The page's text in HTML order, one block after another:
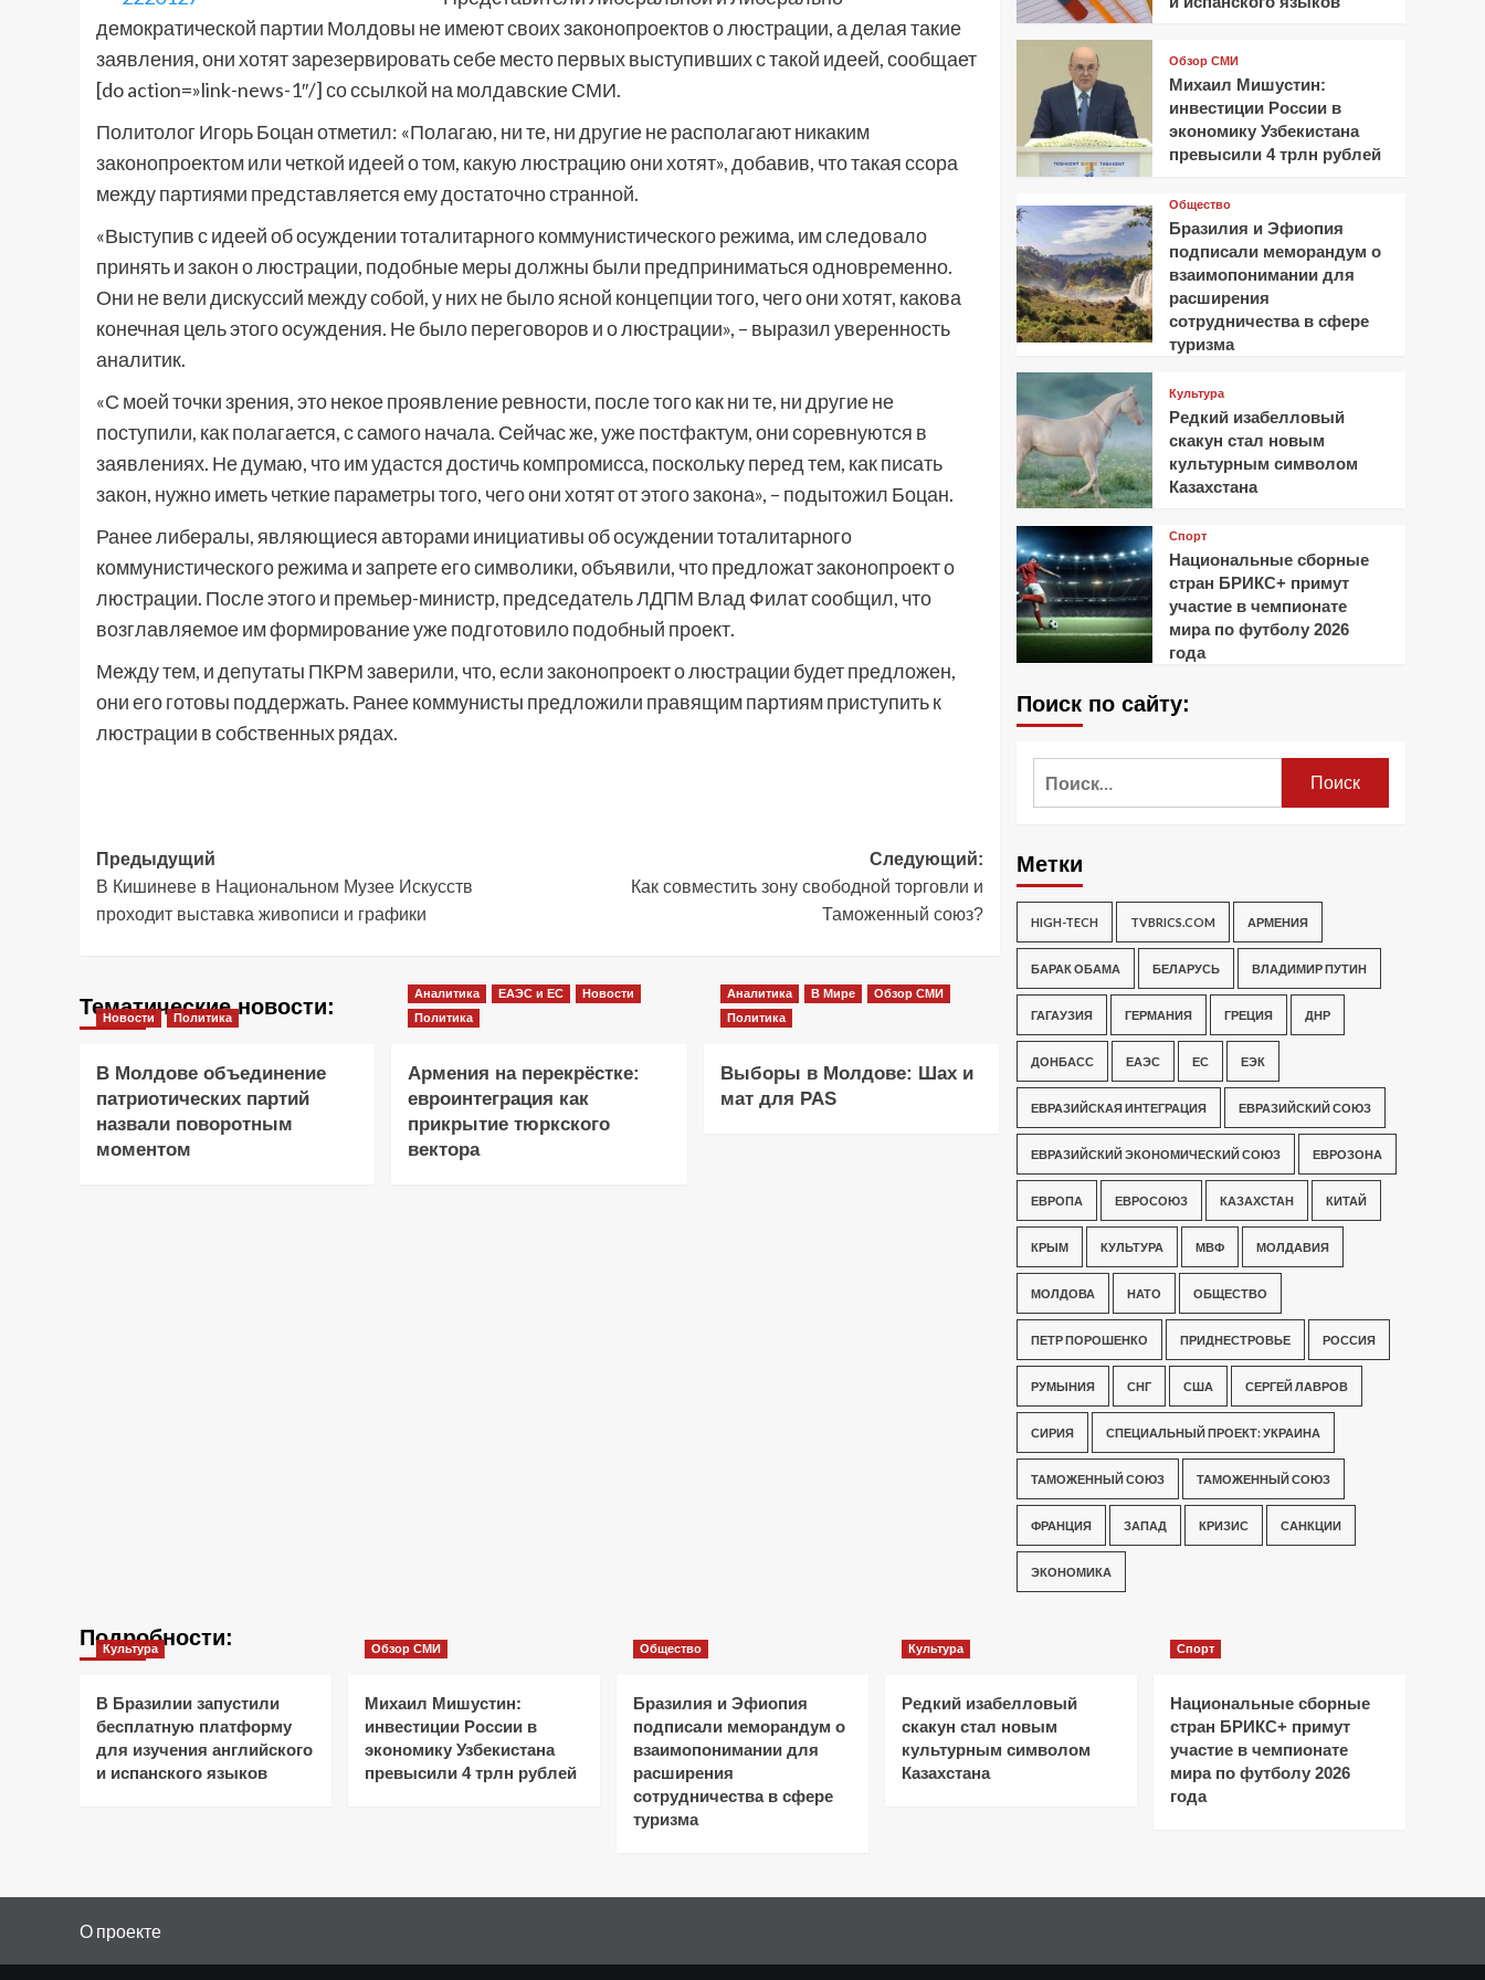
демократической партии Молдовы не имеют своих законопроектов о люстрации, а делая такие
заявления, они хотят зарезервировать себе место первых выступивших с такой идеей, сообщает
[do action=»link-news-1″/] со ссылкой на молдавские СМИ.
Политолог Игорь Боцан отметил: «Полагаю, ни те, ни другие не располагают никаким
законопроектом или четкой идеей о том, какую люстрацию они хотят», добавив, что такая ссора
между партиями представляется ему достаточно странной.
«Выступив с идеей об осуждении тоталитарного коммунистического режима, им следовало
принять и закон о люстрации, подобные меры должны были предприниматься одновременно.
Они не вели дискуссий между собой, у них не было ясной концепции того, чего они хотят, какова
конечная цель этого осуждения. Не было переговоров и о люстрации», – выразил уверенность
аналитик.
«С моей точки зрения, это некое проявление ревности, после того как ни те, ни другие не
поступили, как полагается, с самого начала. Сейчас же, уже постфактум, они соревнуются в
заявлениях. Не думаю, что им удастся достичь компромисса, поскольку перед тем, как писать
закон, нужно иметь четкие параметры того, чего они хотят от этого закона», – подытожил Боцан.
Ранее либералы, являющиеся авторами инициативы об осуждении тоталитарного
коммунистического режима и запрете его символики, объявили, что предложат законопроект о
люстрации. После этого и премьер-министр, председатель ЛДПМ Влад Филат сообщил, что
возглавляемое им формирование уже подготовило подобный проект.
Между тем, и депутаты ПКРМ заверили, что, если законопроект о люстрации будет предложен,
они его готовы поддержать. Ранее коммунисты предложили правящим партиям приступить к
люстрации в собственных рядах.
Навигация
записи
Предыдущий
В Кишиневе в Национальном Музее Искусств
проходит выставка живописи и графики
Следующий:
Как совместить зону свободной торговли и
Таможенный союз?
Тематические новости:
Новости Политика
В Молдове объединение
патриотических партий
назвали поворотным
моментом
Аналитика ЕАЭС и ЕС
Новости
Политика
Армения на перекрёстке:
евроинтеграция как
прикрытие тюркского
вектора
Аналитика В Мире
Обзор СМИ
Политика
Выборы в Молдове: Шах и
мат для PAS
Обзор СМИ
Михаил Мишустин:
инвестиции России в
экономику Узбекистана
превысили 4 трлн рублей
Общество
Бразилия и Эфиопия
подписали меморандум о
взаимопонимании для
расширения
сотрудничества в сфере
туризма
Культура
Редкий изабелловый
скакун стал новым
культурным символом
Казахстана
Спорт
Национальные сборные
стран БРИКС+ примут
участие в чемпионате
мира по футболу 2026
года
Поиск по сайту:
Метки
HIGH-TECH TVBRICS.COM АРМЕНИЯ
БАРАК ОБАМА БЕЛАРУСЬ ВЛАДИМИР ПУТИН
ГАГАУЗИЯ ГЕРМАНИЯ ГРЕЦИЯ ДНР
ДОНБАСС ЕАЭС ЕС ЕЭК
ЕВРАЗИЙСКАЯ ИНТЕГРАЦИЯ ЕВРАЗИЙСКИЙ СОЮЗ
ЕВРАЗИЙСКИЙ ЭКОНОМИЧЕСКИЙ СОЮЗ ЕВРОЗОНА
ЕВРОПА ЕВРОСОЮЗ КАЗАХСТАН КИТАЙ
КРЫМ КУЛЬТУРА МВФ МОЛДАВИЯ
МОЛДОВА НАТО ОБЩЕСТВО
ПЕТР ПОРОШЕНКО ПРИДНЕСТРОВЬЕ РОССИЯ
РУМЫНИЯ СНГ США СЕРГЕЙ ЛАВРОВ
СИРИЯ СПЕЦИАЛЬНЫЙ ПРОЕКТ: УКРАИНА
ТАМОЖЕННЫЙ СОЮЗ ТАМОЖЕННЫЙ СОЮЗ
ФРАНЦИЯ ЗАПАД КРИЗИС САНКЦИИ
ЭКОНОМИКА
Подробности:
Культура
В Бразилии запустили
бесплатную платформу
для изучения английского
и испанского языков
Обзор СМИ
Михаил Мишустин:
инвестиции России в
экономику Узбекистана
превысили 4 трлн рублей
Общество
Бразилия и Эфиопия
подписали меморандум о
взаимопонимании для
расширения
сотрудничества в сфере
туризма
Культура
Редкий изабелловый
скакун стал новым
культурным символом
Казахстана
Спорт
Национальные сборные
стран БРИКС+ примут
участие в чемпионате
мира по футболу 2026
года
О проекте